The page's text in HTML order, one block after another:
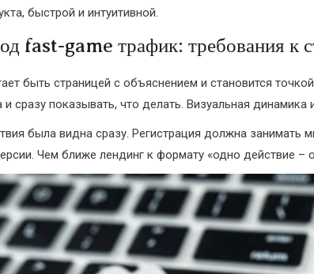
быстрой и интуитивной.
fast-game трафик: требования к
быть страницей с объяснением и становится
сразу показывать, что делать. Визуальная динамика
была видна сразу. Регистрация должна занимать
Чем ближе лендинг к формату «одно действие –